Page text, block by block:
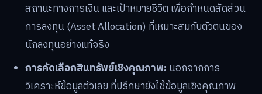
สถานะทางการเงิน และเป้าหมายชีวิต เพื่อกำหนดสัดส่วน
การลงทุน (Asset Allocation) ที่เหมาะสมกับตัวตนของ
นักลงทุนอย่างแท้จริง
การคัดเลือกสินทรัพย์เชิงคุณภาพ: นอกจากการ
วิเคราะห์ข้อมูลตัวเลข ที่ปรึกษายังใช้ข้อมูลเชิงคุณภาพ